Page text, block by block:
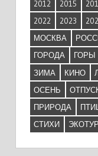
2012 2015
2022
2023
МОСКВА
ГОРОДА
ГОРЫ
ЗИМА
КИНО
ОСЕНЬ
ПРИРОДА
СТИХИ